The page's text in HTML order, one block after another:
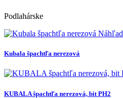
Podlahárske
Náhľad
Kubala špachtľa nerezová
KUBALA špachtľa nerezová, bit PH2